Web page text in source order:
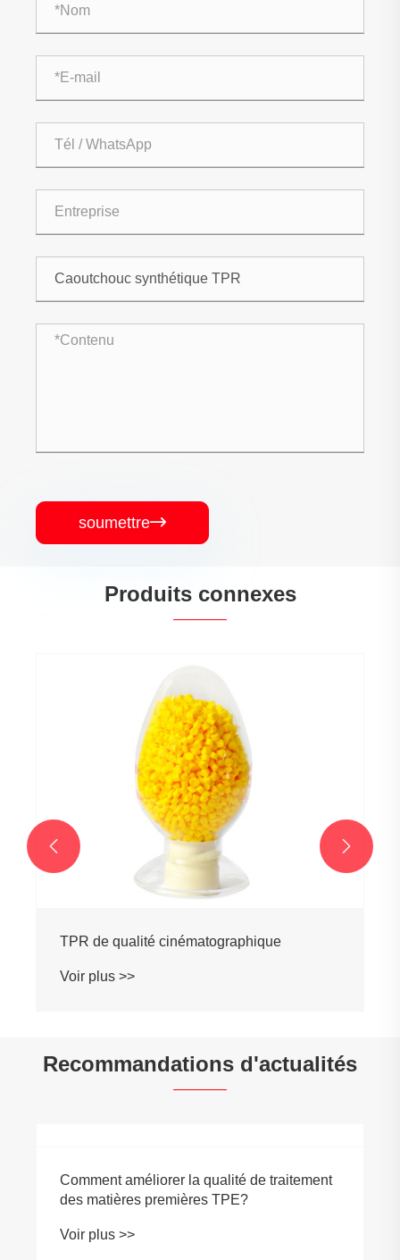
soumettre
Produits connexes
TPR de qualité cinématographique
Voir plus >>
 
Recommandations d'actualités